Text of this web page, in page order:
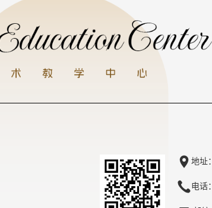
地址：
电话：